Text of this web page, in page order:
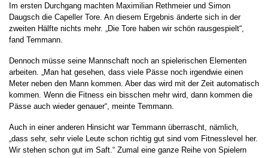
Im ersten Durchgang machten Maximilian Rethmeier und Simon
Daugsch die Capeller Tore. An diesem Ergebnis änderte sich in der
zweiten Hälfte nichts mehr. „Die Tore haben wir schön rausgespielt“,
fand Temmann.
Dennoch müsse seine Mannschaft noch an spielerischen Elementen
arbeiten. „Man hat gesehen, dass viele Pässe noch irgendwie einen
Meter neben den Mann kommen. Aber das wird mit der Zeit automatisch
kommen. Wenn die Fitness ein bisschen mehr wird, dann kommen die
Pässe auch wieder genauer“, meinte Temmann.
Auch in einer anderen Hinsicht war Temmann überrascht, nämlich,
„dass sehr, sehr viele Leute schon richtig gut sind vom Fitnesslevel her.
Wir stehen schon gut im Saft.“ Zumal eine ganze Reihe von Spielern